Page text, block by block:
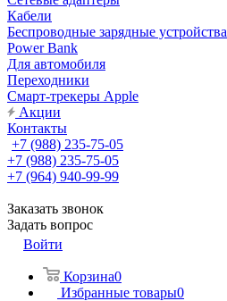
Кабели
Беспроводные зарядные устройства
Power Bank
Для автомобиля
Переходники
Смарт-трекеры Apple
Акции
Контакты
+7 (988) 235-75-05
+7 (988) 235-75-05
+7 (964) 940-99-99
Заказать звонок
Задать вопрос
Войти
Корзина0
Избранные товары0